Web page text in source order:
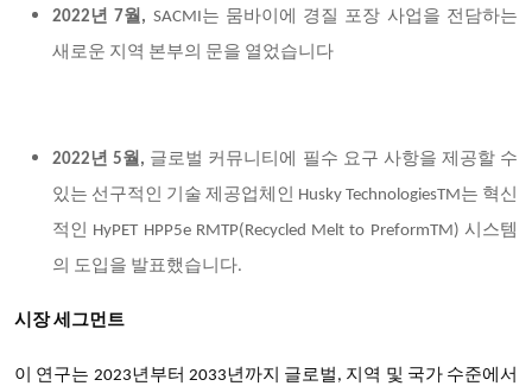
2022년 7월, SACMI는 뭄바이에 경질 포장 사업을 전담하는
새로운 지역 본부의 문을 열었습니다
2022년 5월, 글로벌 커뮤니티에 필수 요구 사항을 제공할 수
있는 선구적인 기술 제공업체인 Husky TechnologiesTM는 혁신
적인 HyPET HPP5e RMTP(Recycled Melt to PreformTM) 시스템
의 도입을 발표했습니다.
시장 세그먼트
이 연구는 2023년부터 2033년까지 글로벌, 지역 및 국가 수준에서